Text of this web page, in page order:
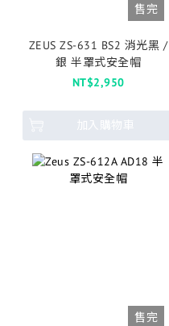
售完
ZEUS ZS-631 BS2 消光黑 /
銀 半罩式安全帽
NT$2,950
加入購物車
售完